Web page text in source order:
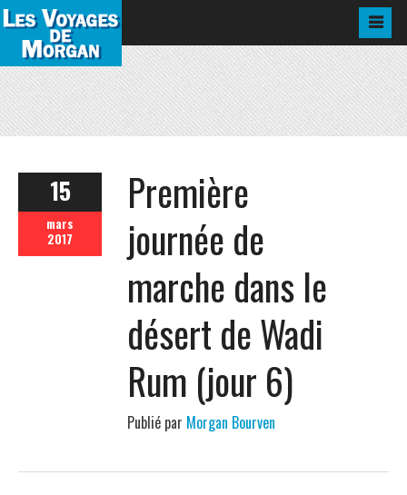
15
mars
2017
Première
journée de
marche dans le
désert de Wadi
Rum (jour 6)
Publié par Morgan Bourven